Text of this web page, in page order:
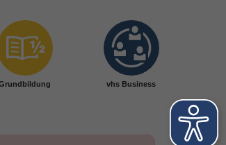
vhs Business